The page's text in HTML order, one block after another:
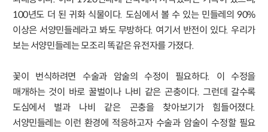
100년도 더 된 귀화 식물이다. 도심에서 볼 수 있는 민들레의 90%
이상은 서양민들레라고 봐도 무방하다. 여기서 반전이 있다. 우리가
보는 서양민들레는 모조리 똑같은 유전자를 가졌다.
꽃이 번식하려면 수술과 암술의 수정이 필요하다. 이 수정을
매개하는 것이 바로 꿀벌이나 나비 같은 곤충이다. 그런데 갈수록
도심에서 벌과 나비 같은 곤충을 찾아보기가 힘들어졌다.
서양민들레는 이런 환경에 적응하고자 수술과 암술이 수정할 필요